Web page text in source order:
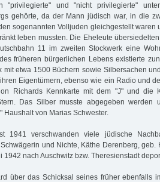
"privilegierte" und "nicht privilegierte"
gehörte, da der Mann jüdisch war, in die
sogenannten Volljuden gleichgestellt waren
leben mussten. Die Eheleute
11 im zweiten Stockwerk eine
früheren bürgerlichen Lebens existierte
mit etwa 1500 Büchern sowie Silbersachen
Eigentümern, ebenso wie ein Radio und
Richards Kennkarte mit dem "J" und die
Das Silber muss­te abgegeben werden
Haus­halt von Marias Schwester.
1941 verschwanden viele jüdische
und Nichte, Käthe Derenberg, geb.
1942 nach Auschwitz bzw. Theresienstadt
über das Schicksal seines früher ebenfalls